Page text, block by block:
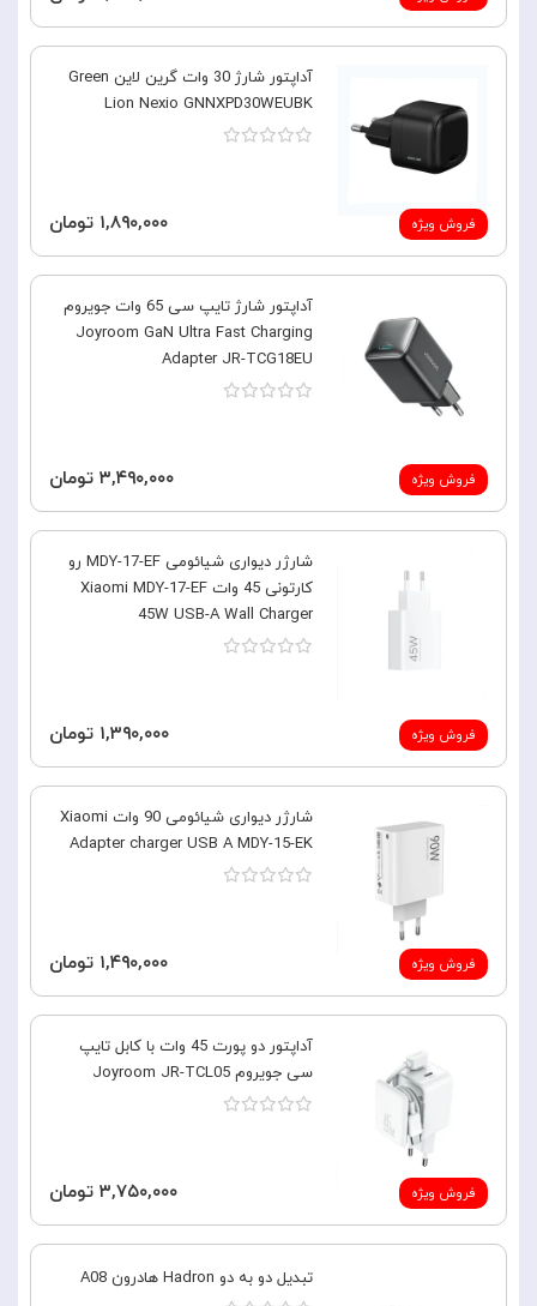
فروش ویژه
آداپتور شارژ 30 وات گرین لاین Green
Lion Nexio GNNXPD30WEUBK
۱,۸۹۰,۰۰۰ تومان
فروش ویژه
آداپتور شارژ تایپ سی 65 وات جویروم
Joyroom GaN Ultra Fast Charging
Adapter JR-TCG18EU
۳,۴۹۰,۰۰۰ تومان
فروش ویژه
شارژر دیواری شیائومی MDY-17-EF رو
کارتونی 45 وات Xiaomi MDY-17-EF
45W USB-A Wall Charger
۱,۳۹۰,۰۰۰ تومان
فروش ویژه
شارژر دیواری شیائومی 90 وات Xiaomi
Adapter charger USB A MDY-15-EK
۱,۴۹۰,۰۰۰ تومان
فروش ویژه
آداپتور دو پورت 45 وات با کابل تایپ
سی جویروم Joyroom JR-TCL05
۳,۷۵۰,۰۰۰ تومان
تبدیل دو به دو Hadron هادرون A08